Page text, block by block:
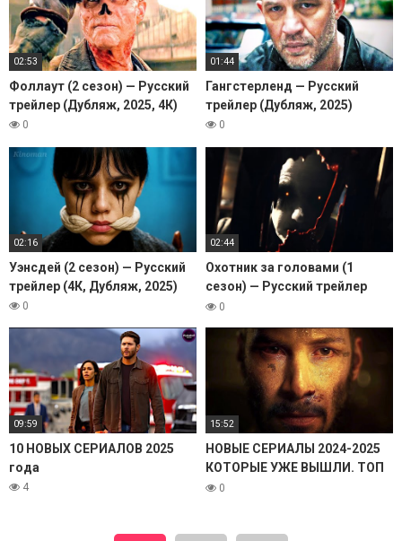
02:53
Фоллаут (2 сезон) — Русский
трейлер (Дубляж, 2025, 4К)
0
01:44
Гангстерленд — Русский
трейлер (Дубляж, 2025)
0
02:16
Уэнсдей (2 сезон) — Русский
трейлер (4К, Дубляж, 2025)
0
02:44
Охотник за головами (1
сезон) — Русский трейлер
(2025)
0
09:59
10 НОВЫХ СЕРИАЛОВ 2025
года
4
15:52
НОВЫЕ СЕРИАЛЫ 2024-2025
КОТОРЫЕ УЖЕ ВЫШЛИ. ТОП
15! ТРЕЙЛЕРЫ. ЛУЧШИЕ
0